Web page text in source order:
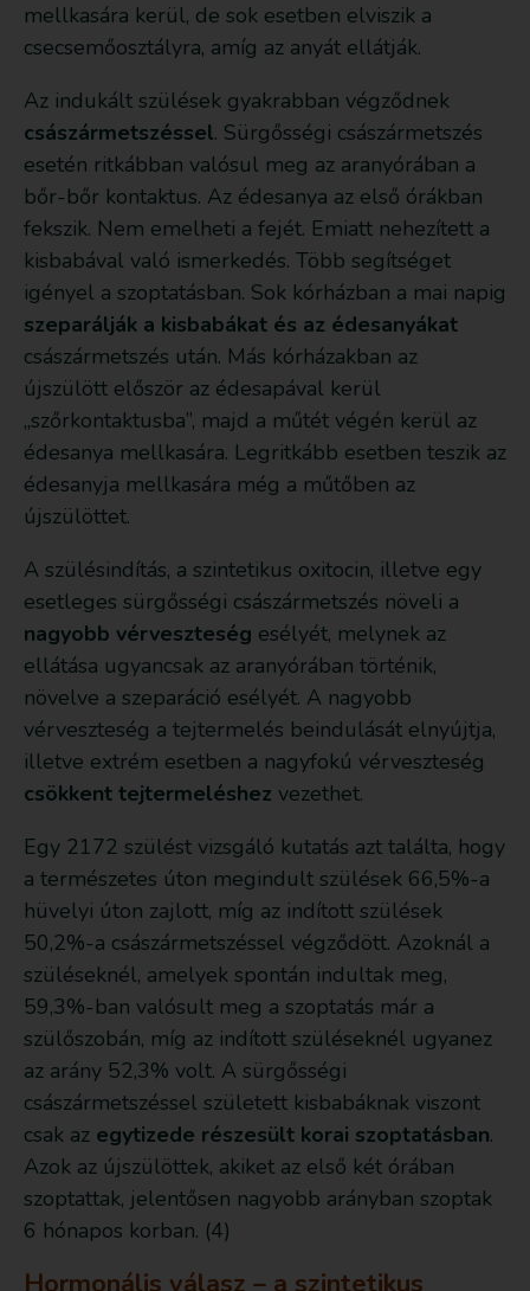
mellkasára kerül, de sok esetben elviszik a
csecsemőosztályra, amíg az anyát ellátják.
Az indukált szülések gyakrabban végződnek
császármetszéssel. Sürgősségi császármetszés
esetén ritkábban valósul meg az aranyórában a
bőr-bőr kontaktus. Az édesanya az első órákban
fekszik. Nem emelheti a fejét. Emiatt nehezített a
kisbabával való ismerkedés. Több segítséget
igényel a szoptatásban. Sok kórházban a mai napig
szeparálják a kisbabákat és az édesanyákat
császármetszés után. Más kórházakban az
újszülött először az édesapával kerül
„szőrkontaktusba”, majd a műtét végén kerül az
édesanya mellkasára. Legritkább esetben teszik az
édesanyja mellkasára még a műtőben az
újszülöttet.
A szülésindítás, a szintetikus oxitocin, illetve egy
esetleges sürgősségi császármetszés növeli a
nagyobb vérveszteség esélyét, melynek az
ellátása ugyancsak az aranyórában történik,
növelve a szeparáció esélyét. A nagyobb
vérveszteség a tejtermelés beindulását elnyújtja,
illetve extrém esetben a nagyfokú vérveszteség
csökkent tejtermeléshez vezethet.
Egy 2172 szülést vizsgáló kutatás azt találta, hogy
a természetes úton megindult szülések 66,5%-a
hüvelyi úton zajlott, míg az indított szülések
50,2%-a császármetszéssel végződött. Azoknál a
szüléseknél, amelyek spontán indultak meg,
59,3%-ban valósult meg a szoptatás már a
szülőszobán, míg az indított szüléseknél ugyanez
az arány 52,3% volt. A sürgősségi
császármetszéssel született kisbabáknak viszont
csak az egytizede részesült korai szoptatásban.
Azok az újszülöttek, akiket az első két órában
szoptattak, jelentősen nagyobb arányban szoptak
6 hónapos korban. (4)